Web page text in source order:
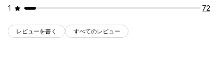
1
72
レビューを書く すべてのレビュー